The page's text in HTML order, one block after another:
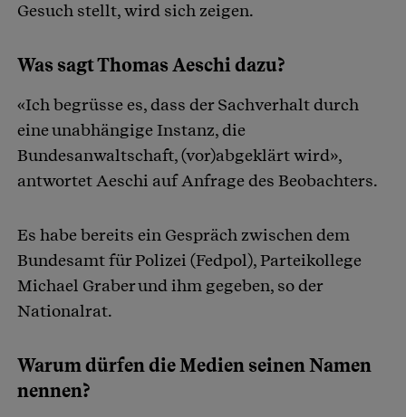
Gesuch stellt, wird sich zeigen.
Was sagt Thomas Aeschi dazu?
«Ich begrüsse es, dass der Sachverhalt durch
eine unabhängige Instanz, die
Bundesanwaltschaft, (vor)abgeklärt wird»,
antwortet Aeschi auf Anfrage des Beobachters.
Es habe bereits ein Gespräch zwischen dem
Bundesamt für Polizei (Fedpol), Parteikollege
Michael Graber und ihm gegeben, so der
Nationalrat.
Warum dürfen die Medien seinen Namen
nennen?